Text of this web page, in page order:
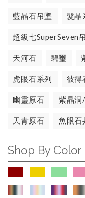
藍晶石吊墜 髮晶
超級七SuperSeven
天河石 碧璽
虎眼石系列 彼得
幽靈原石 紫晶洞
天青原石 魚眼石
Shop By Color